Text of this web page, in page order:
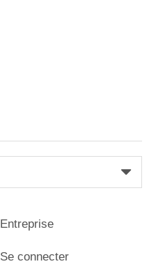
Entreprise
Se connecter